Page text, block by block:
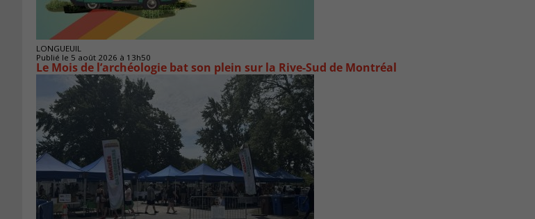
LONGUEUIL
Publié le 5 août 2026 à 13h50
Le Mois de l’archéologie bat son plein sur la Rive-Sud de Montréal